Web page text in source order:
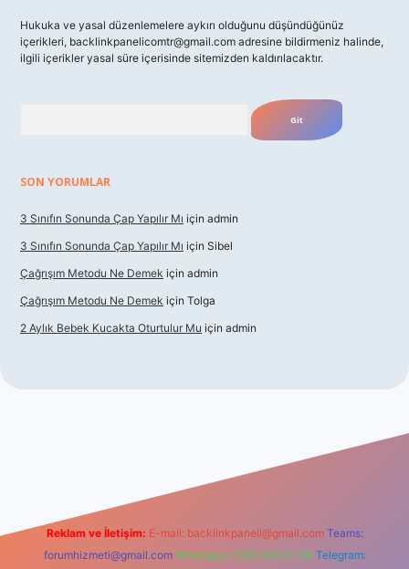
Hukuka ve yasal düzenlemelere aykırı olduğunu düşündüğünüz
içerikleri, backlinkpanelicomtr@gmail.com adresine bildirmeniz halinde,
ilgili içerikler yasal süre içerisinde sitemizden kaldırılacaktır.
SON YORUMLAR
3 Sınıfın Sonunda Çap Yapılır Mı için admin
3 Sınıfın Sonunda Çap Yapılır Mı için Sibel
Çağrışım Metodu Ne Demek için admin
Çağrışım Metodu Ne Demek için Tolga
2 Aylık Bebek Kucakta Oturtulur Mu için admin
Reklam ve İletişim: E-mail: backlinkpaneli@gmail.com Teams:
forumhizmeti@gmail.com Whatsapp: 0262 606 0 726 Telegram: